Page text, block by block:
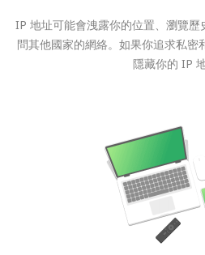
IP 地址可能會洩露你的位置、瀏覽
問其他國家的網絡。如果你追求私密
隱藏你的 IP 地